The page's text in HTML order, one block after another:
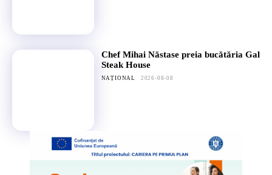
Chef Mihai Năstase preia bucătăria Gal
Steak House
NAȚIONAL 2026-08-08